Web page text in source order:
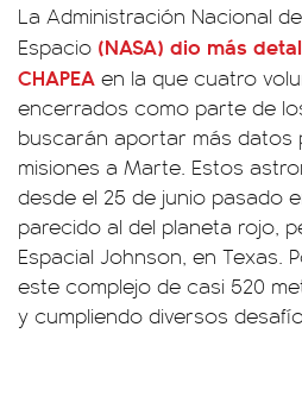
La Administración Nacional
Espacio (NASA) dio más
CHAPEA en la que cuatro
encerrados como parte de
buscarán aportar más datos
misiones a Marte. Estos
desde el 25 de junio pasado
parecido al del planeta rojo,
Espacial Johnson, en Texas.
este complejo de casi 520
y cumpliendo diversos